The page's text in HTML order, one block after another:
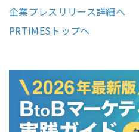
企業プレスリリース詳細へ
PRTIMESトップへ